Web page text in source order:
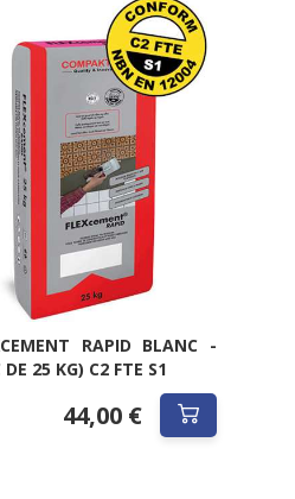
RAPID BLANC -
DE 25 KG) C2 FTE S1
44,00 €